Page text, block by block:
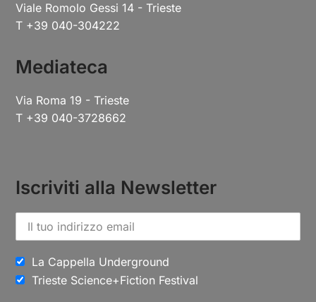
Viale Romolo Gessi 14 - Trieste
T +39 040-304222
Mediateca
Via Roma 19 - Trieste
T +39 040-3728662
Iscriviti alla Newsletter
La Cappella Underground
Trieste Science+Fiction Festival